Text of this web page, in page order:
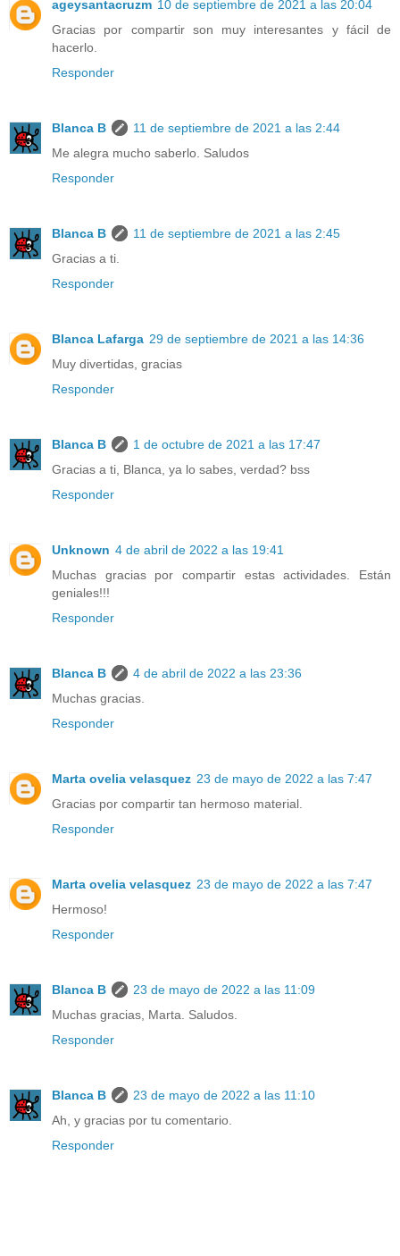
ageysantacruzm 10 de septiembre de 2021 a las 20:04
Gracias por compartir son muy interesantes y fácil de
hacerlo.
Responder
Blanca B
11 de septiembre de 2021 a las 2:44
Me alegra mucho saberlo. Saludos
Responder
Blanca B
11 de septiembre de 2021 a las 2:45
Gracias a ti.
Responder
Blanca Lafarga 29 de septiembre de 2021 a las 14:36
Muy divertidas, gracias
Responder
Blanca B
1 de octubre de 2021 a las 17:47
Gracias a ti, Blanca, ya lo sabes, verdad? bss
Responder
Unknown 4 de abril de 2022 a las 19:41
Muchas gracias por compartir estas actividades. Están
geniales!!!
Responder
Blanca B
4 de abril de 2022 a las 23:36
Muchas gracias.
Responder
Marta ovelia velasquez 23 de mayo de 2022 a las 7:47
Gracias por compartir tan hermoso material.
Responder
Marta ovelia velasquez 23 de mayo de 2022 a las 7:47
Hermoso!
Responder
Blanca B
23 de mayo de 2022 a las 11:09
Muchas gracias, Marta. Saludos.
Responder
Blanca B
23 de mayo de 2022 a las 11:10
Ah, y gracias por tu comentario.
Responder